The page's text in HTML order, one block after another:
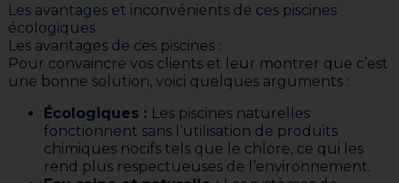
Les avantages et inconvénients de ces piscines
écologiques
Les avantages de ces piscines :
Pour convaincre vos clients et leur montrer que c’est
une bonne solution, voici quelques arguments :
Écologiques : Les piscines naturelles
fonctionnent sans l’utilisation de produits
chimiques nocifs tels que le chlore, ce qui les
rend plus respectueuses de l’environnement.